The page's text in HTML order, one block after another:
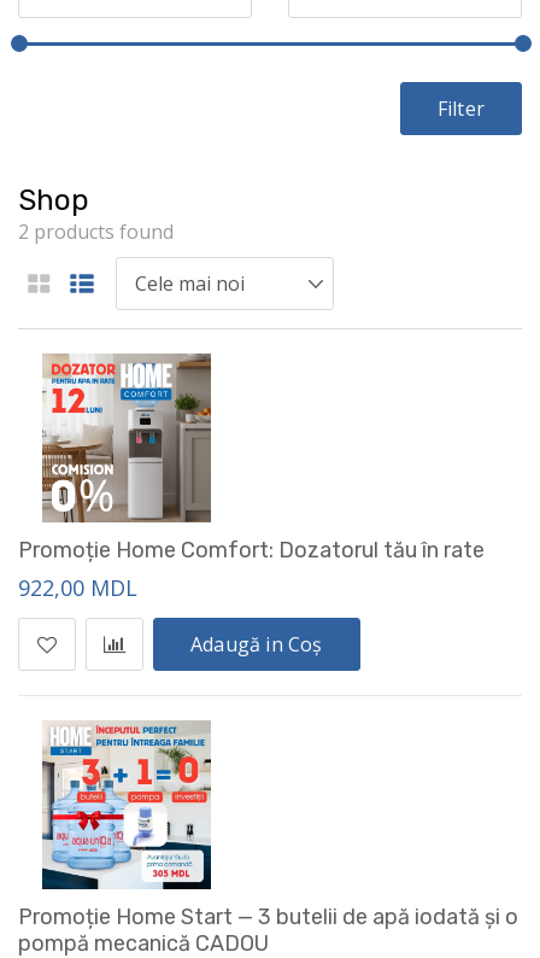
Filter
Shop
2 products found
Promoție Home Comfort: Dozatorul tău în rate
922,00 MDL
Adaugă in Coș
Promoție Home Start — 3 butelii de apă iodată și o
pompă mecanică CADOU